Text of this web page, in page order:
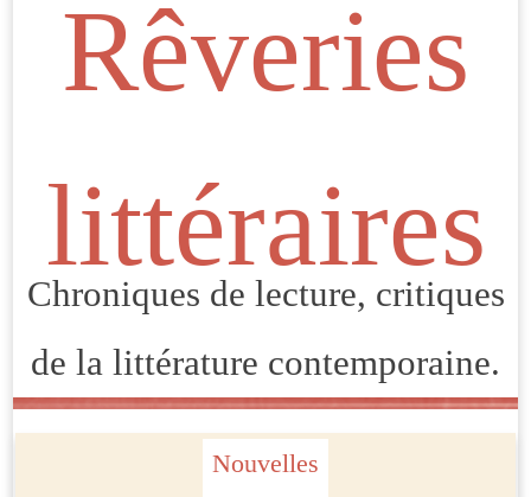
Rêveries
littéraires
Chroniques de lecture, critiques
de la littérature contemporaine.
Nouvelles